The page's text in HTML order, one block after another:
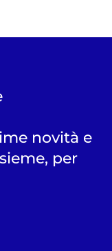
novità e
per